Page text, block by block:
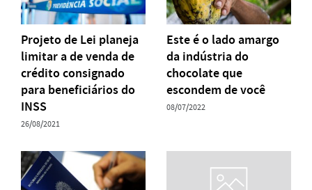
Projeto de Lei planeja
limitar a de venda de
crédito consignado
para beneficiários do
INSS
26/08/2021
Este é o lado amargo
da indústria do
chocolate que
escondem de você
08/07/2022